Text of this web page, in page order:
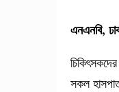
এনএনবি,
সকল